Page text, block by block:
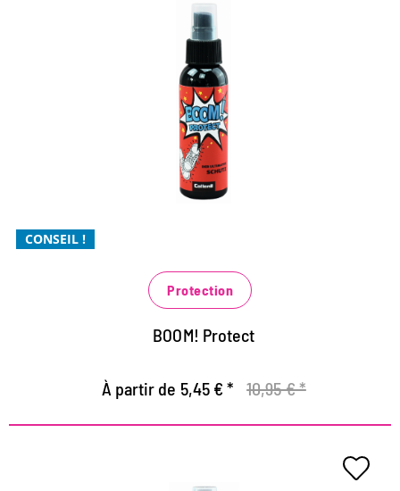
CONSEIL !
La protection ultime pour vos
baskets
protection extrême contre l'humidité et la saleté
pour toutes les matières : cuir lisse et suédé, textiles
Protection
BOOM! Protect
À partir de 5,45 € * 10,95 € *